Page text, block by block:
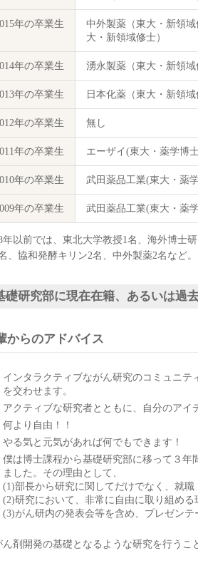
年の卒業生
中外製薬（東大・新領
大・新領域修士）
年の卒業生 湧永製薬（東大・新領域
年の卒業生 日本化薬（東大・新領
年の卒業生 無し
年の卒業生 エーザイ(東大・薬学博
年の卒業生 武田薬品工業(東大・薬
年の卒業生 武田薬品工業(東大・薬
年以前では、東北大学教授1名、海外博士
、協和発酵キリン2名、中外製薬2名など。
礎研究部に現在在籍、あるいは過
からのアドバイス
インタラクティブながん研究のコミュニ
を交わせます。
アクティブな研究者とともに、自分のアイ
何より自由！！
やる気と元気があれば何でもできます！
僕は博士課程から基礎研究部に移って３年
ました。その理由として、
(1)部長から研究に関してだけでなく、就職
(2)研究において、非常に自由に取り組める
(3)がん研内の発表会等を含め、プレゼンテ
ん剤開発の基礎となるような研究を行うこ